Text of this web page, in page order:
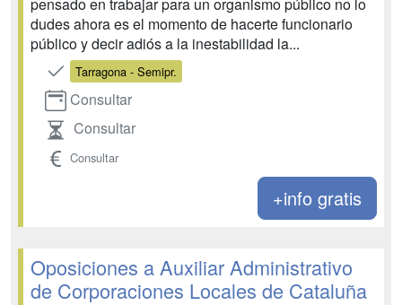
dudes ahora es el momento de hacerte funcionario
público y decir adiós a la inestabilidad la...
Tarragona - Semipr.
Consultar
Consultar
Consultar
+info gratis
Oposiciones a Auxiliar Administrativo
de Corporaciones Locales de Cataluña